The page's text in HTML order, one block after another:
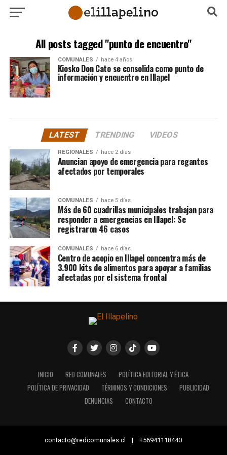
All posts tagged "punto de encuentro"
COMUNALES hace 4 años
Kiosko Don Cato se consolida como punto de
información y encuentro en Illapel
LATEST TRENDING VIDEOS
REGIONALES hace 2 días
Anuncian apoyo de emergencia para regantes
afectados por temporales
COMUNALES hace 5 días
Más de 60 cuadrillas municipales trabajan para
responder a emergencias en Illapel: Se
registraron 46 casos
COMUNALES hace 6 días
Centro de acopio en Illapel concentra más de
3.900 kits de alimentos para apoyar a familias
afectadas por el sistema frontal
INICIO RED COMUNALES
POLÍTICA EDITORIAL Y ÉTICA
POLÍTICA DE PRIVACIDAD
TÉRMINOS Y CONDICIONES
PUBLICIDAD
DENUNCIAS
CONTACTO
contacto@redcomunales.cl | +56941118440